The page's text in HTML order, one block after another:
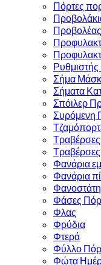
Πόρτες
Σήμα
Σήματα
Σπόιλερ
Συρόμενη
Φανάρια
Φανάρια
Φάσες
Φλας
Φρύδια
Φτερά
Φύλλο
Φώτα